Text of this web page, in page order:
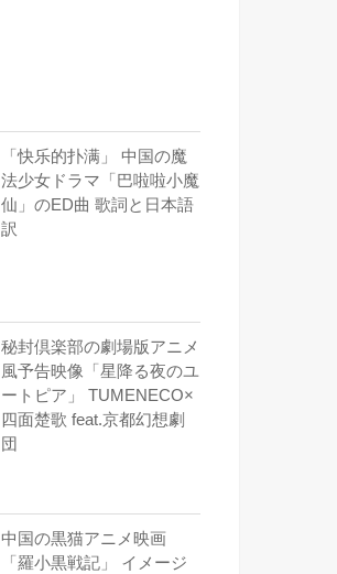
「快乐的扑满」 中国の魔
法少女ドラマ「巴啦啦小魔
仙」のED曲 歌詞と日本語
訳
秘封倶楽部の劇場版アニメ
風予告映像「星降る夜のユ
ートピア」 TUMENECO×
四面楚歌 feat.京都幻想劇
団
中国の黒猫アニメ映画
「羅小黒戦記」 イメージ